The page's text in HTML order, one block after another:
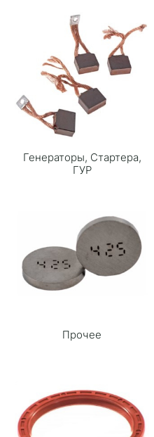
Генераторы, Стартера,
ГУР
Прочее